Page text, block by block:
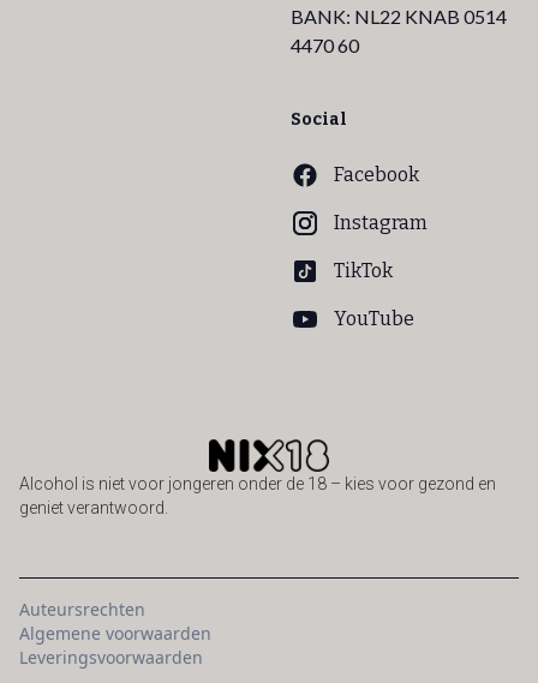
BANK: NL22 KNAB 0514
4470 60
Social
Facebook
Instagram
TikTok
YouTube
Alcohol is niet voor jongeren onder de 18 – kies voor gezond en
geniet verantwoord.
Auteursrechten
Algemene voorwaarden
Leveringsvoorwaarden